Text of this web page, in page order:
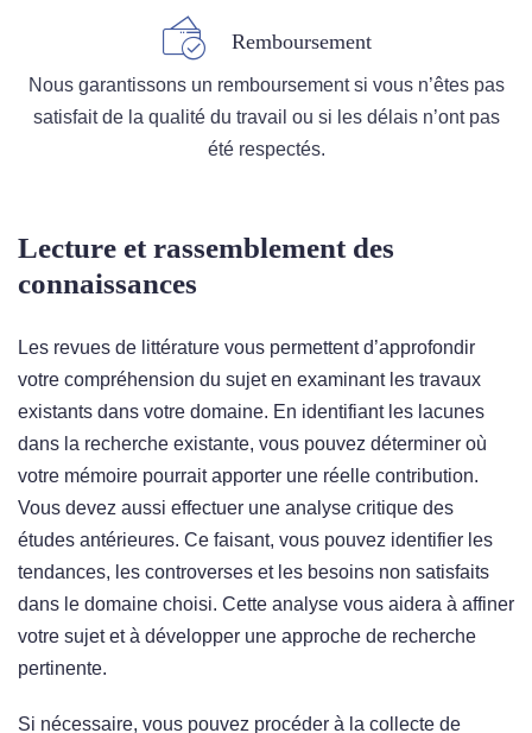
Remboursement
Nous garantissons un remboursement si vous n’êtes pas
satisfait de la qualité du travail ou si les délais n’ont pas
été respectés.
Lecture et rassemblement des
connaissances
Les revues de littérature vous permettent d’approfondir
votre compréhension du sujet en examinant les travaux
existants dans votre domaine. En identifiant les lacunes
dans la recherche existante, vous pouvez déterminer où
votre mémoire pourrait apporter une réelle contribution.
Vous devez aussi effectuer une analyse critique des
études antérieures. Ce faisant, vous pouvez identifier les
tendances, les controverses et les besoins non satisfaits
dans le domaine choisi. Cette analyse vous aidera à affiner
votre sujet et à développer une approche de recherche
pertinente.
Si nécessaire, vous pouvez procéder à la collecte de